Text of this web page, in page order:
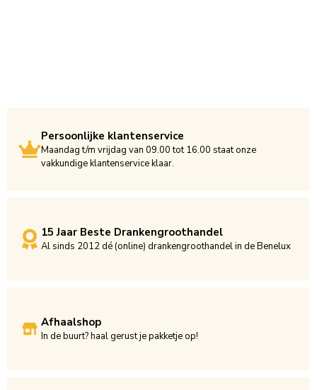
Persoonlijke klantenservice
Maandag t/m vrijdag van 09.00 tot 16.00 staat onze
vakkundige klantenservice klaar.
15 Jaar Beste Drankengroothandel
Al sinds 2012 dé (online) drankengroothandel in de Benelux
Afhaalshop
In de buurt? haal gerust je pakketje op!